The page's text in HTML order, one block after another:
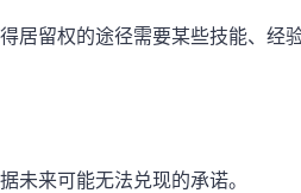
居留权的途径需要某些技能、经
未来可能无法兑现的承诺。